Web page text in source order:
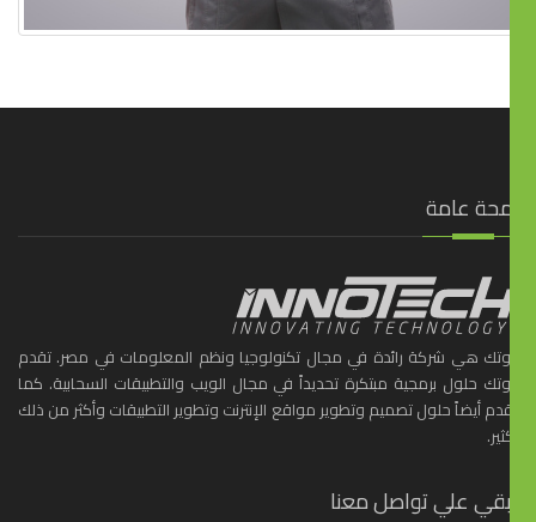
عامة
هي شركة رائدة في مجال تكنولوجيا ونظم المعلومات في مصر. تقدم
حلول برمجية مبتكرة تحديداً في مجال الويب والتطبيقات السحابية. كما
أيضاً حلول تصميم وتطوير مواقع الإنترنت وتطوير التطبيقات وأكثر من ذلك
علي تواصل معنا